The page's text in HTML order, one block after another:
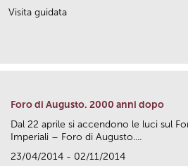
Visita guidata
Foro di Augusto. 2000 anni dopo
Dal 22 aprile si accendono le luci sul
Imperiali – Foro di Augusto....
23/04/2014 - 02/11/2014